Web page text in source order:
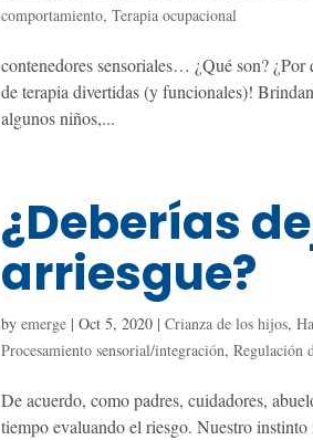
comportamiento,Terapia ocupacional
contenedores sensoriales… ¿Qué son? ¿Por
de terapia divertidas (y funcionales)!
algunos niños,...
¿Deberías
arriesgue?
byemerge |Oct 5, 2020 |Crianza de los hijos,
Procesamiento sensorial/integración,Regulación
De acuerdo, como padres, cuidadores,
tiempo evaluando el riesgo. Nuestro instinto